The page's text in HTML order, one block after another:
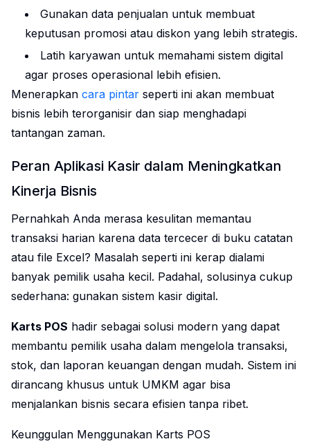
Gunakan data penjualan untuk membuat
keputusan promosi atau diskon yang lebih strategis.
Latih karyawan untuk memahami sistem digital
agar proses operasional lebih efisien.
Menerapkan cara pintar seperti ini akan membuat
bisnis lebih terorganisir dan siap menghadapi
tantangan zaman.
Peran Aplikasi Kasir dalam Meningkatkan
Kinerja Bisnis
Pernahkah Anda merasa kesulitan memantau
transaksi harian karena data tercecer di buku catatan
atau file Excel? Masalah seperti ini kerap dialami
banyak pemilik usaha kecil. Padahal, solusinya cukup
sederhana: gunakan sistem kasir digital.
Karts POS hadir sebagai solusi modern yang dapat
membantu pemilik usaha dalam mengelola transaksi,
stok, dan laporan keuangan dengan mudah. Sistem ini
dirancang khusus untuk UMKM agar bisa
menjalankan bisnis secara efisien tanpa ribet.
Keunggulan Menggunakan Karts POS